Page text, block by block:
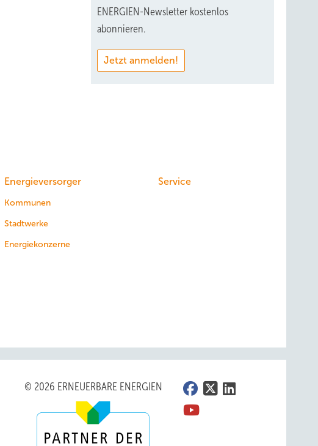
ENERGIEN-Newsletter kostenlos
abonnieren.
Jetzt anmelden!
Energieversorger
Kommunen
Stadtwerke
Energiekonzerne
Service
© 2026 ERNEUERBARE ENERGIEN